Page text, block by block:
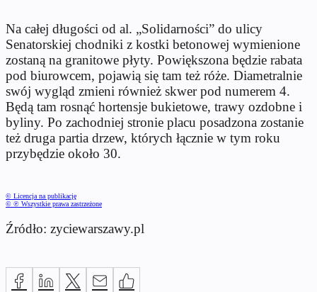
Na całej długości od al. „Solidarności” do ulicy
Senatorskiej chodniki z kostki betonowej wymienione
zostaną na granitowe płyty. Powiększona będzie rabata
pod biurowcem, pojawią się tam też róże. Diametralnie
swój wygląd zmieni również skwer pod numerem 4.
Będą tam rosnąć hortensje bukietowe, trawy ozdobne i
byliny. Po zachodniej stronie placu posadzona zostanie
też druga partia drzew, których łącznie w tym roku
przybędzie około 30.
© Licencja na publikację
© ℗ Wszystkie prawa zastrzeżone
Źródło: zyciewarszawy.pl